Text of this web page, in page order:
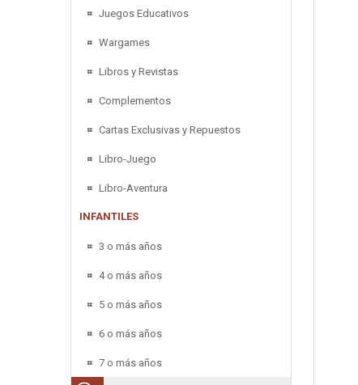
Juegos Educativos
Wargames
Libros y Revistas
Complementos
Cartas Exclusivas y Repuestos
Libro-Juego
Libro-Aventura
INFANTILES
3 o más años
4 o más años
5 o más años
6 o más años
7 o más años